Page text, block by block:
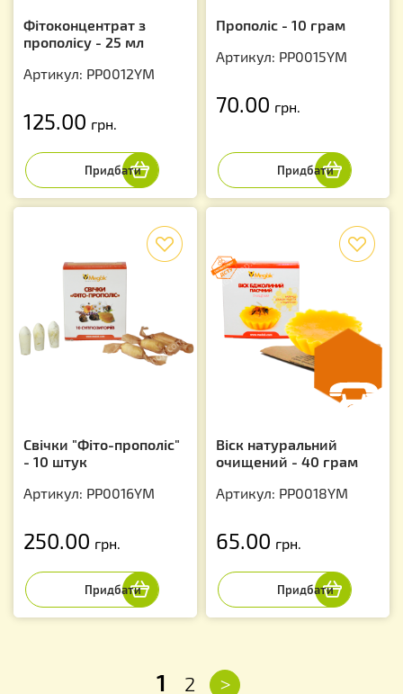
Фітоконцентрат з
прополісу - 25 мл
Артикул: PP0012YM
125.00 грн.
Прополіс - 10 грам
Артикул: PP0015YM
70.00 грн.
Свічки "Фіто-прополіс"
- 10 штук
Артикул: PP0016YM
250.00 грн.
Віск натуральний
очищений - 40 грам
Артикул: PP0018YM
65.00 грн.
1 2 >